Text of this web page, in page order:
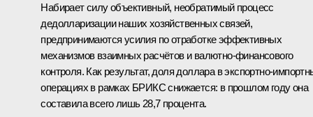
Набирает силу объективный, необратимый процесс
дедолларизации наших хозяйственных связей,
предпринимаются усилия по отработке эффективных
механизмов взаимных расчётов и валютно-финансового
контроля. Как результат, доля доллара в экспортно-
операциях в рамках БРИКС снижается: в прошлом году она
составила всего лишь 28,7 процента.